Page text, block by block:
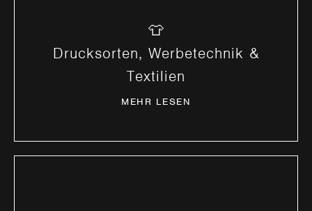
👕
Drucksorten, Werbetechnik &
Textilien
MEHR LESEN
MEHR ERFAHREN